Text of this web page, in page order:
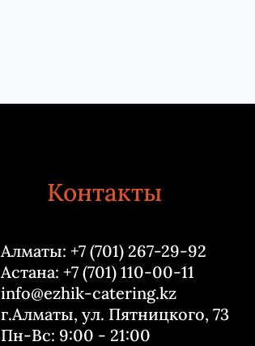
Контакты
Алматы: +7 (701) 267-29-92
Астана: +7 (701) 110-00-11
info@ezhik-catering.kz
г.Алматы, ул. Пятницкого, 73
Пн-Вс: 9:00 - 21:00